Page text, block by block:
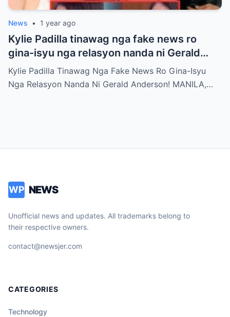
News • 1 year ago
Kylie Padilla tinawag nga fake news ro
gina-isyu nga relasyon nanda ni Gerald
Anderson
Kylie Padilla Tinawag Nga Fake News Ro Gina-Isyu
Nga Relasyon Nanda Ni Gerald Anderson! MANILA,…
WP NEWS
Unofficial news and updates. All trademarks belong to
their respective owners.
contact@newsjer.com
CATEGORIES
Technology